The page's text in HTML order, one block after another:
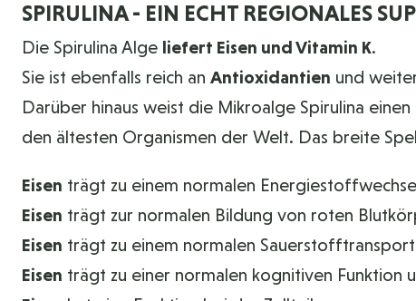
SPIRULINA - EIN ECHT REGIONALES
Die Spirulina Alge liefert Eisen und Vitamin K.
Sie ist ebenfalls reich an Antioxidantien und
Darüber hinaus weist die Mikroalge Spirulina
den ältesten Organismen der Welt. Das breite
Eisen trägt zu einem normalen
Eisen trägt zur normalen Bildung von roten
Eisen trägt zu einem normalen
Eisen trägt zu einer normalen kognitiven Funktion